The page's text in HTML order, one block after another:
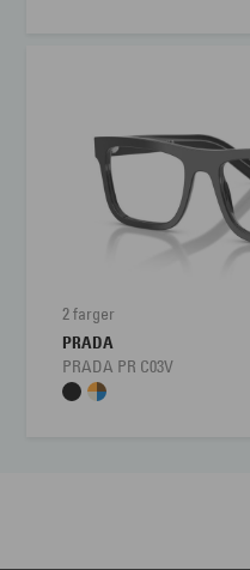
2 farger
PRADA
PRADA PR C03V